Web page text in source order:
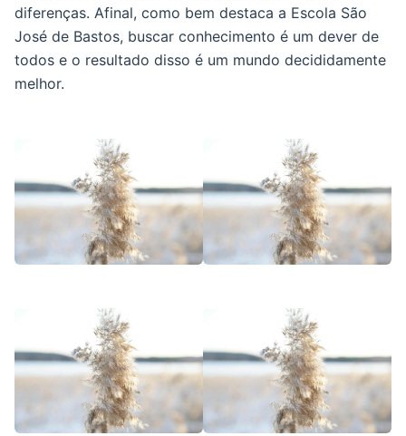
diferenças. Afinal, como bem destaca a Escola São
José de Bastos, buscar conhecimento é um dever de
todos e o resultado disso é um mundo decididamente
melhor.